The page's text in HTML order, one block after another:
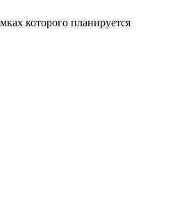
которого планируется